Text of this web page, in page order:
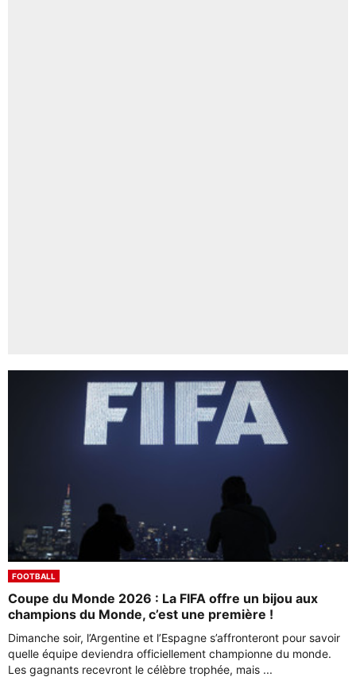
FOOTBALL
Coupe du Monde 2026 : La FIFA offre un bijou aux
champions du Monde, c’est une première !
Dimanche soir, l’Argentine et l’Espagne s’affronteront pour savoir
quelle équipe deviendra officiellement championne du monde.
Les gagnants recevront le célèbre trophée, mais ...